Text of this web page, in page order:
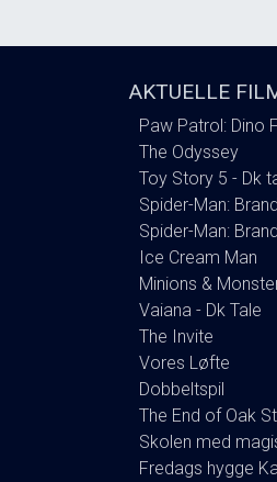
AKTUELLE
Paw Patrol: Dino
The Odyssey
Toy Story 5 - Dk
Spider-Man:
Spider-Man:
Ice Cream Man
Minions &
Vaiana - Dk Tale
The Invite
Vores Løfte
Dobbeltspil
The End of Oak
Skolen med
Fredags hygge